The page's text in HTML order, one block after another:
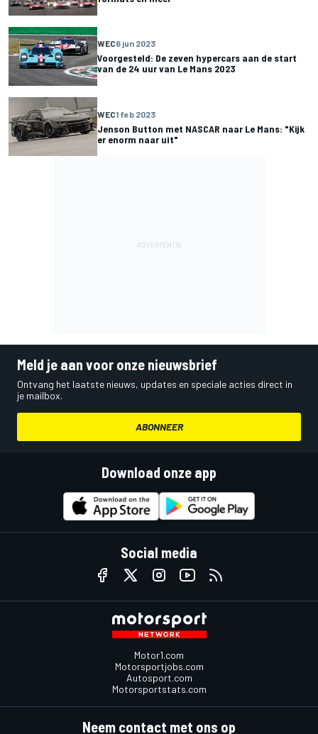
WEC6 jun 2023
Voorgesteld: De zeven hypercars aan de start
van de 24 uur van Le Mans 2023
WEC1 feb 2023
Jenson Button met NASCAR naar Le Mans: "Kijk
er enorm naar uit"
Meld je aan voor onze nieuwsbrief
Ontvang het laatste nieuws, updates en speciale acties direct in
je mailbox.
ABONNEER
Download onze app
Social media
Motor1.com
Motorsportjobs.com
Autosport.com
Motorsportstats.com
Neem contact met ons op